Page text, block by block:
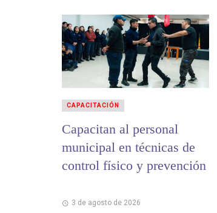
Capacitan al personal
municipal en técnicas de
control físico y prevención
3 de agosto de 2026
CAPACITACIÓN